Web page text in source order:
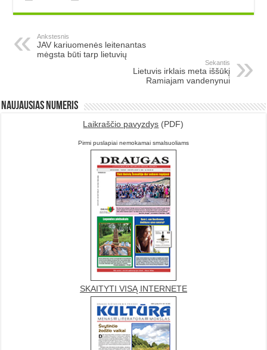
Ankstesnis
JAV kariuomenės leitenantas
mėgsta būti tarp lietuvių
Sekantis
Lietuvis irklais meta iššūkį
Ramiajam vandenynui
Naujausias numeris
Laikraščio pavyzdys (PDF)
Pirmi puslapiai nemokamai smalsuoliams
SKAITYTI VISĄ INTERNETE